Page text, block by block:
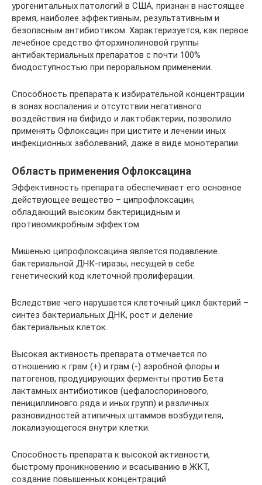
урогенитальных патологий в США, признан в настоящее
время, наиболее эффективным, результативным и
безопасным антибиотиком. Характеризуется, как первое
лечебное средство фторхинолиновой группы
антибактериальных препаратов с почти 100%
биодоступностью при пероральном применении.
Способность препарата к избирательной концентрации
в зонах воспаления и отсутствии негативного
воздействия на бифидо и лактобактерии, позволило
применять Офлоксацин при цистите и лечении иных
инфекционных заболеваний, даже в виде монотерапии.
Область применения Офлоксацина
Эффективность препарата обеспечивает его основное
действующее вещество – ципрофлоксацин,
обладающий высоким бактерицидным и
противомикробным эффектом.
Мишенью ципрофлоксацина является подавление
бактериальной ДНК-гиразы, несущей в себе
генетический код клеточной пролиферации.
Вследствие чего нарушается клеточный цикл бактерий –
синтез бактериальных ДНК, рост и деление
бактериальных клеток.
Высокая активность препарата отмечается по
отношению к грам (+) и грам (-) аэробной флоры и
патогенов, продуцирующих ферменты против Бета
лактамных антибиотиков (цефалоспоринового,
пенициллиновго ряда и иных групп) и различных
разновидностей атипичных штаммов возбудителя,
локализующегося внутри клетки.
Способность препарата к высокой активности,
быстрому проникновению и всасыванию в ЖКТ,
создание повышенных концентраций